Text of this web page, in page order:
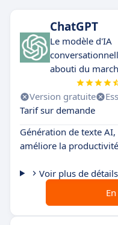
ChatGPT
Le modèle d'IA
abouti du
Version gratuite
Tarif sur demande
Génération de texte
améliore la
Voir plus de détails